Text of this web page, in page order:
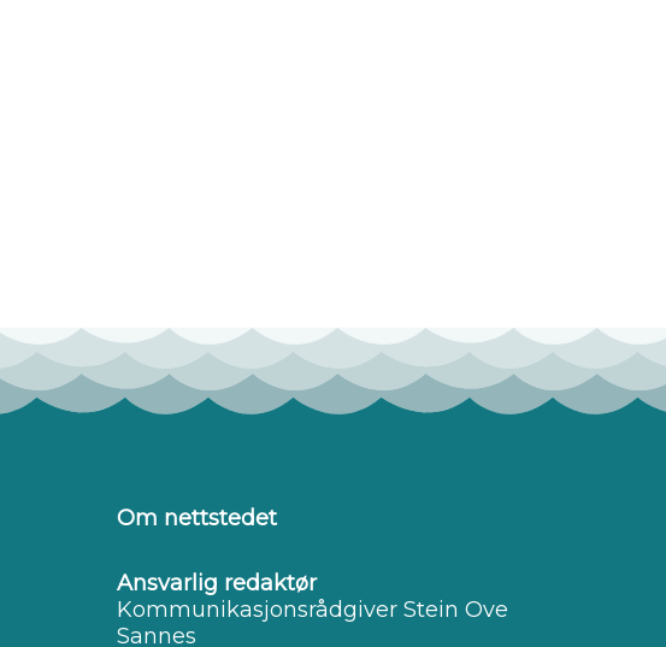
Om nettstedet
Ansvarlig redaktør
Kommunikasjonsrådgiver Stein Ove
Sannes